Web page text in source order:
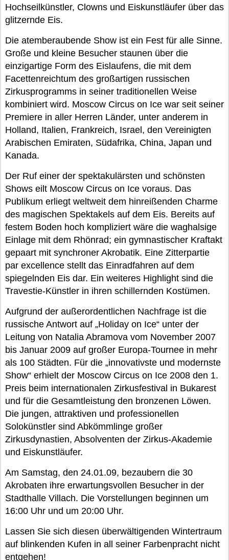
Hochseilkünstler, Clowns und Eiskunstläufer über das
glitzernde Eis.
Die atemberaubende Show ist ein Fest für alle Sinne.
Große und kleine Besucher staunen über die
einzigartige Form des Eislaufens, die mit dem
Facettenreichtum des großartigen russischen
Zirkusprogramms in seiner traditionellen Weise
kombiniert wird. Moscow Circus on Ice war seit seiner
Premiere in aller Herren Länder, unter anderem in
Holland, Italien, Frankreich, Israel, den Vereinigten
Arabischen Emiraten, Südafrika, China, Japan und
Kanada.
Der Ruf einer der spektakulärsten und schönsten
Shows eilt Moscow Circus on Ice voraus. Das
Publikum erliegt weltweit dem hinreißenden Charme
des magischen Spektakels auf dem Eis. Bereits auf
festem Boden hoch kompliziert wäre die waghalsige
Einlage mit dem Rhönrad; ein gymnastischer Kraftakt
gepaart mit synchroner Akrobatik. Eine Zitterpartie
par excellence stellt das Einradfahren auf dem
spiegelnden Eis dar. Ein weiteres Highlight sind die
Travestie-Künstler in ihren schillernden Kostümen.
Aufgrund der außerordentlichen Nachfrage ist die
russische Antwort auf „Holiday on Ice“ unter der
Leitung von Natalia Abramova vom November 2007
bis Januar 2009 auf großer Europa-Tournee in mehr
als 100 Städten. Für die „innovativste und modernste
Show“ erhielt der Moscow Circus on Ice 2008 den 1.
Preis beim internationalen Zirkusfestival in Bukarest
und für die Gesamtleistung den bronzenen Löwen.
Die jungen, attraktiven und professionellen
Solokünstler sind Abkömmlinge großer
Zirkusdynastien, Absolventen der Zirkus-Akademie
und Eiskunstläufer.
Am Samstag, den 24.01.09, bezaubern die 30
Akrobaten ihre erwartungsvollen Besucher in der
Stadthalle Villach. Die Vorstellungen beginnen um
16:00 Uhr und um 20:00 Uhr.
Lassen Sie sich diesen überwältigenden Wintertraum
auf blinkenden Kufen in all seiner Farbenpracht nicht
entgehen!